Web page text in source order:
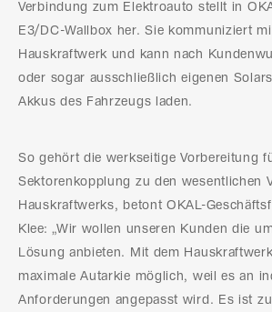
Verbindung zum Elektroauto stellt in
E3/DC-Wallbox her. Sie kommuniziert
Hauskraftwerk und kann nach
oder sogar ausschließlich eigenen
Akkus des Fahrzeugs laden.
So gehört die werkseitige Vorbereitung
Sektorenkopplung zu den wesentlichen
Hauskraftwerks, betont OKAL-
Klee: „Wir wollen unseren Kunden die
Lösung anbieten. Mit dem
maximale Autarkie möglich, weil es an
Anforderungen angepasst wird. Es ist